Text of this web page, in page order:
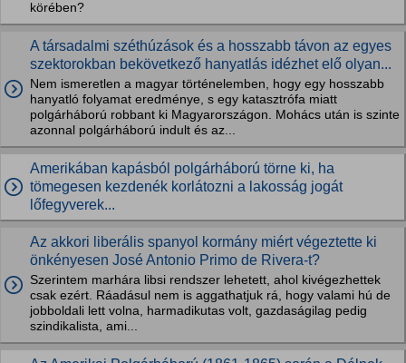
körében?
A társadalmi széthúzások és a hosszabb távon az egyes
szektorokban bekövetkező hanyatlás idézhet elő olyan...
Nem ismeretlen a magyar történelemben, hogy egy hosszabb
hanyatló folyamat eredménye, s egy katasztrófa miatt
polgárháború robbant ki Magyarországon. Mohács után is szinte
azonnal polgárháború indult és az...
Amerikában kapásból polgárháború törne ki, ha
tömegesen kezdenék korlátozni a lakosság jogát
lőfegyverek...
Az akkori liberális spanyol kormány miért végeztette ki
önkényesen José Antonio Primo de Rivera-t?
Szerintem marhára libsi rendszer lehetett, ahol kivégezhettek
csak ezért. Ráadásul nem is aggathatjuk rá, hogy valami hú de
jobboldali lett volna, harmadikutas volt, gazdaságilag pedig
szindikalista, ami...